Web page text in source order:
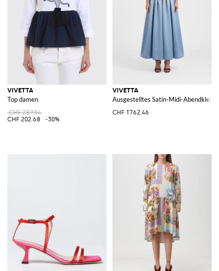
VIVETTA
Top damen
CHF 289.54
CHF 202.68
-30%
VIVETTA
Ausgestelltes Satin-Midi-Abendkleid
CHF 1'762.46